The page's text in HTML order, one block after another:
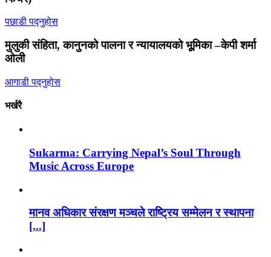
पछाडी पद्नुहोस
मुलुकी संहिता, कानुनको पालना र न्यायालयको भूूमिका –केपी शर्मा
ओली
आगाडी पद्नुहोस
भर्खरै
Sukarma: Carrying Nepal’s Soul Through
Music Across Europe
मानव अधिकार संरक्षण मञ्चले राष्ट्रिय सम्मेलन र स्थापना
[...]